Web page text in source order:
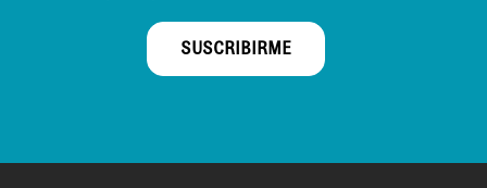
SUSCRIBIRME